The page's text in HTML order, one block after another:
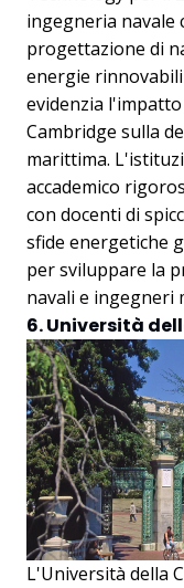
ingegneria navale
progettazione di
energie
evidenzia
Cambridge sulla
marittima.
accademico
con docenti di
sfide energetiche
per sviluppare la
navali e ingegneri
6. Università
L'Università della